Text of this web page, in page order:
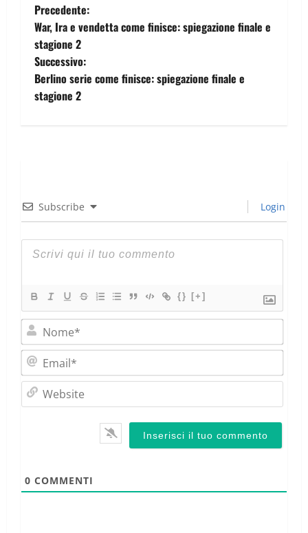
Precedente:
War, Ira e vendetta come finisce: spiegazione finale e
stagione 2
Successivo:
Berlino serie come finisce: spiegazione finale e
stagione 2
Subscribe Login
{} [+]
0 COMMENTI